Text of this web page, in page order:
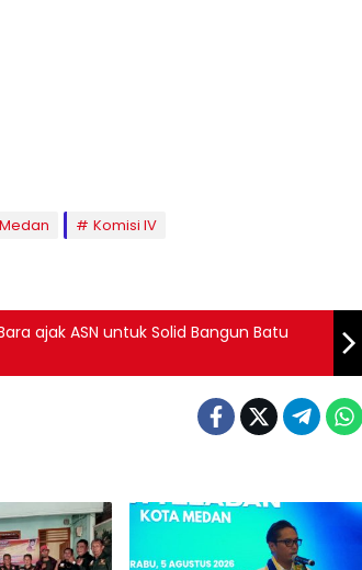
Komisi IV
ajak ASN untuk Solid Bangun Batu